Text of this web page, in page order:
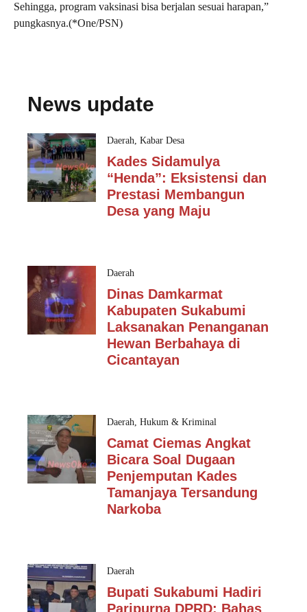
Sehingga, program vaksinasi bisa berjalan sesuai harapan,”
pungkasnya.(*One/PSN)
News update
Daerah, Kabar Desa
Kades Sidamulya
“Henda”: Eksistensi dan
Prestasi Membangun
Desa yang Maju
Daerah
Dinas Damkarmat
Kabupaten Sukabumi
Laksanakan Penanganan
Hewan Berbahaya di
Cicantayan
Daerah, Hukum & Kriminal
Camat Ciemas Angkat
Bicara Soal Dugaan
Penjemputan Kades
Tamanjaya Tersandung
Narkoba
Daerah
Bupati Sukabumi Hadiri
Paripurna DPRD: Bahas